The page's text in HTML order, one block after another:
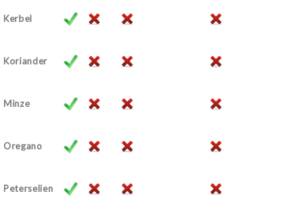
Kerbel
Koriander
Minze
Oregano
Peterselien